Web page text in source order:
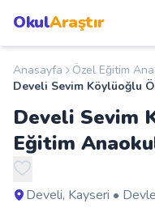
OkulAraştır
Anasayfa
Okullar
Şehirler
Anasayfa Özel Eğitim
Develi Sevim Köylüoğlu
Develi Sevim
Eğitim
Develi, Kayseri •